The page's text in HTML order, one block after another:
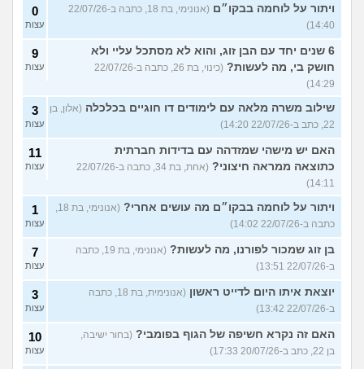
ויתור על לוחמה בבקו״ם
(אנונימי, בת 18, כתבה ב-22/07/26
14:40)
0
עצות
6 שנים יחד עם הבן זוג, והוא לא מסתכל עליי ולא
חושק בי, מה לעשות?
(כינוי, בת 26, כתבה ב-22/07/26
14:29)
9
עצות
שילוב משרה מלאה עם לימודים דו חוגיים בכלכלה (אלון, בן
22, כתב ב-22/07/26 14:20)
3
עצות
האם יש מישהי שמזדהה עם בדידות חברתית
כתוצאה ממראה חיצוני?
(אחת, בת 34, כתבה ב-22/07/26
14:11)
11
עצות
ויתור על לוחמה בבקו״ם מה עושים אחרי?
כתבה ב-22/07/26 14:02)
1
עצות
בן זוג שמכור לפורנו, מה לעשות?
(אנונימי, בת 19, כתבה
ב-22/07/26 13:51)
7
עצות
יוצאת איתו היום לדייט ראשון
(אנונימית, בת 18, כתבה
ב-22/07/26 13:42)
3
עצות
האם זה נקרא חשיפה של הגוף בפומבי? (בחור ישיבה,
בן 22, כתב ב-20/07/26 17:33)
10
עצות